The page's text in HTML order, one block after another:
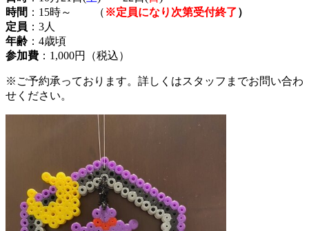
時間 ：15時～ （ ※定員になり次第受付終了）
定員 ：3人
年齢 ：4歳頃
参加費 ：1,000円（税込）
※ご予約承っております。詳しくはスタッフまでお問い合わ
せください。